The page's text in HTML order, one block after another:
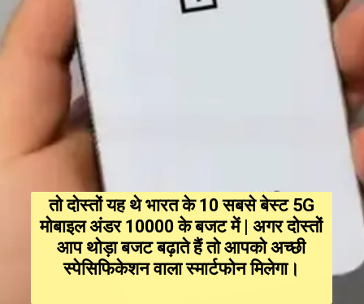
तो दोस्तों यह थे भारत के 10 सबसे बेस्ट 5G
मोबाइल अंडर ₹10000 के बजट में | अगर दोस्तों
आप थोड़ा बजट बढ़ाते हैं तो आपको अच्छी
स्पेसिफिकेशन वाला स्मार्टफोन मिलेगा।